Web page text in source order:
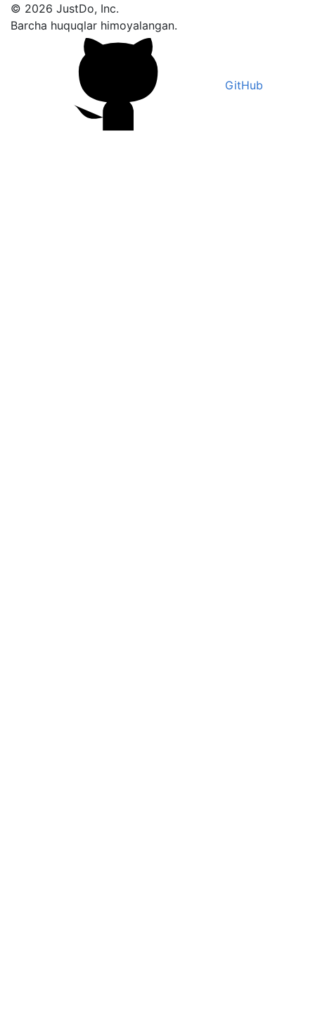
© 2026 JustDo, Inc.
Barcha huquqlar himoyalangan.
GitHub